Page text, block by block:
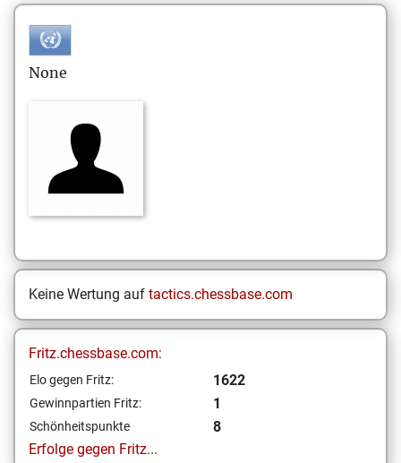
None
Keine Wertung auf tactics.chessbase.com
Fritz.chessbase.com:
Elo gegen Fritz: 1622
Gewinnpartien Fritz: 1
Schönheitspunkte
8
Erfolge gegen Fritz...